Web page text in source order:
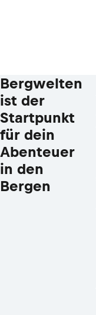
Bergwelten
ist der
Startpunkt
für dein
Abenteuer
in den
Bergen